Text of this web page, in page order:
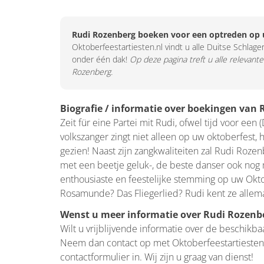
Rudi Rozenberg boeken voor een optreden op
Oktoberfeestartiesten.nl vindt u alle Duitse
onder één dak! Op deze pagina treft u alle
Rozenberg.
Biografie / informatie over boekingen van
Zeit für eine Partei mit Rudi, ofwel tijd voor een
volkszanger zingt niet alleen op uw oktoberfest,
gezien! Naast zijn zangkwaliteiten zal Rudi
met een beetje geluk-, de beste danser ook
enthousiaste en feestelijke stemming op uw
Rosamunde? Das Fliegerlied? Rudi kent ze
Wenst u meer informatie over Rudi
Wilt u vrijblijvende informatie over de
Neem dan contact op met
contactformulier in. Wij zijn u graag van dienst!